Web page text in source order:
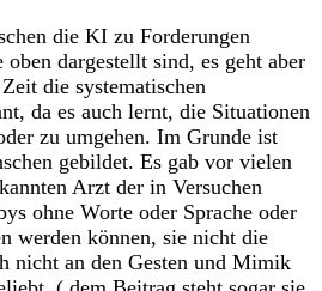
die KI zu Forderungen
dargestellt sind, es geht aber
die systematischen
da es auch lernt, die Situationen
zu umgehen. Im Grunde ist
gebildet. Es gab vor vielen
Arzt der in Versuchen
ohne Worte oder Sprache oder
werden können, sie nicht die
nicht an den Gesten und Mimik